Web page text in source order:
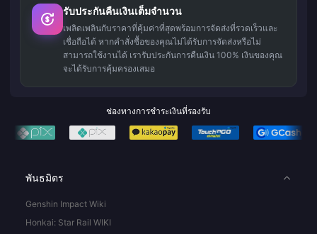
รับประกันคืนเงินเต็มจำนวน
เพลิดเพลินกับราคาที่คุ้มค่าที่สุดพร้อมการจัดส่งที่รวดเร็วและ
เชื่อถือได้ หากคำสั่งซื้อของคุณไม่ได้รับการจัดส่งหรือไม่
สามารถใช้งานได้ เรารับประกันการคืนเงิน 100% เงินของคุณ
จะได้รับการคุ้มครองเสมอ
ช่องทางการชำระเงินที่รองรับ
พันธมิตร
Genshin Impact Wiki
Honkai: Star Rail WIKI